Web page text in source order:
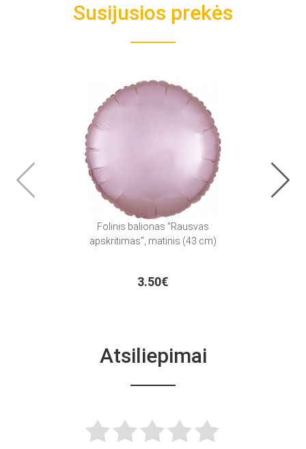
Susijusios prekės
Folinis balionas "Rausvas
apskritimas", matinis (43 cm)
3.50€
Atsiliepimai